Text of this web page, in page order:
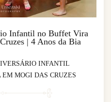
Infantil no Buffet Vira
| 4 Anos da Bia
INFANTIL
MOGI DAS CRUZES